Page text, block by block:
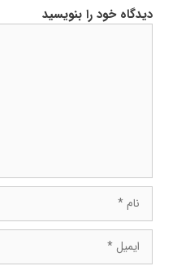
دیدگاه خود را بنویسید
ایمیل